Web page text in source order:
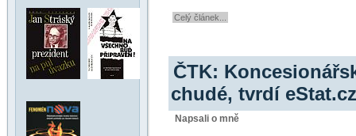
Celý článek...
ČTK:
chudé, tvrdí eStat.cz
Napsali o mně